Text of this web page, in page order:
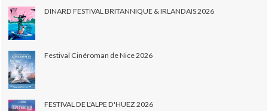
DINARD FESTIVAL BRITANNIQUE & IRLANDAIS 2026
Festival Cinéroman de Nice 2026
FESTIVAL DE L'ALPE D'HUEZ 2026